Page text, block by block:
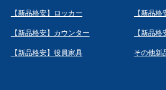
【新品格安】ロッカー 【新品
【新品格安】カウンター 【新品
【新品格安】役員家具 その他新